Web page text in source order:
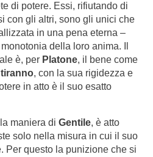
di potere. Essi, rifiutando di
con gli altri, sono gli unici che
in una pena eterna –
della loro anima. Il
è, per Platone, il bene come
tiranno, con la sua rigidezza e
in atto è il suo esatto
maniera di Gentile, è atto
solo nella misura in cui il suo
Per questo la punizione che si